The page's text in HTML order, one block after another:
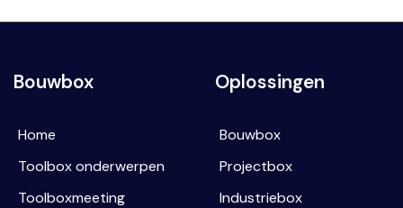
Bouwbox
Home
Toolbox onderwerpen
Toolboxmeeting
Oplossingen
Bouwbox
Projectbox
Industriebox